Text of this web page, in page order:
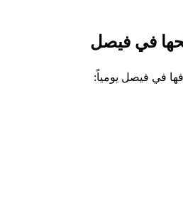
في فيصل
في فيصل يومياً: